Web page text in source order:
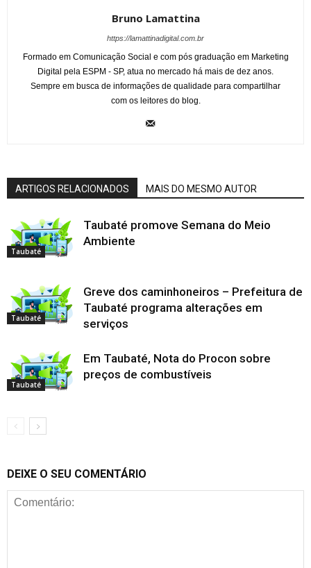
Bruno Lamattina
https://lamattinadigital.com.br
Formado em Comunicação Social e com pós graduação em Marketing
Digital pela ESPM - SP, atua no mercado há mais de dez anos.
Sempre em busca de informações de qualidade para compartilhar
com os leitores do blog.
ARTIGOS RELACIONADOS MAIS DO MESMO AUTOR
Taubaté
Taubaté promove Semana do Meio
Ambiente
Taubaté
Greve dos caminhoneiros – Prefeitura de
Taubaté programa alterações em
serviços
Taubaté
Em Taubaté, Nota do Procon sobre
preços de combustíveis
DEIXE O SEU COMENTÁRIO